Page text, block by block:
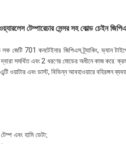
টেম্পারেচার সেন্সর সহ কোল্ড চেইন
লক জেটি 701 কনটেইনার জিপিএস ট্র্যাকিং, ভ্যান
দ্বারা সমর্থিত এবং 2 ধরণের মোডের অধীনে কাজ
ওয়াটার এবং ডাস্ট, বিভিন্ন আবহাওয়ারে বহিরঙ্গন
এবং হামি ডেটা;